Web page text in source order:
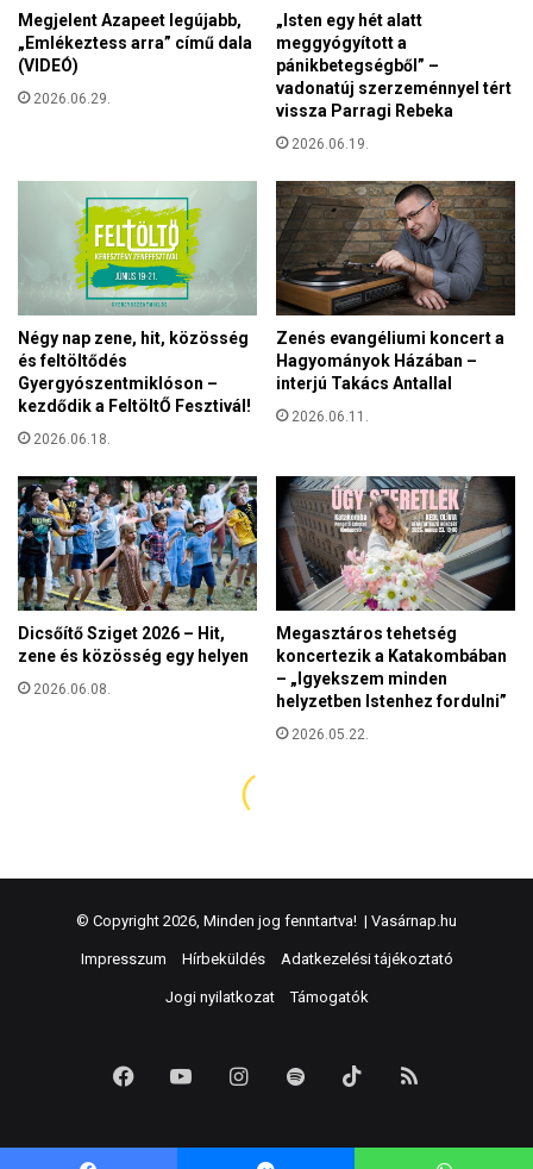
© Copyright 2026, Minden jog fenntartva! | Vasárnap.hu
Impresszum Hírbeküldés Adatkezelési tájékoztató
Jogi nyilatkozat Támogatók
FacebookYouTubeInstagram
Spotify TikTok